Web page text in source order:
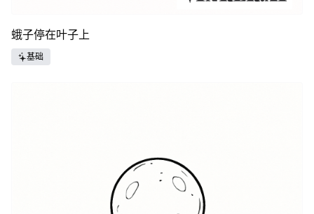
蛾子停在叶子上
基础